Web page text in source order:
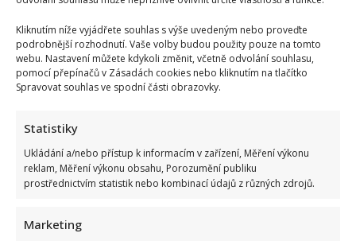
Kliknutím níže vyjádřete souhlas s výše uvedeným nebo proveďte
podrobnější rozhodnutí. Vaše volby budou použity pouze na tomto
webu. Nastavení můžete kdykoli změnit, včetně odvolání souhlasu,
pomocí přepínačů v Zásadách cookies nebo kliknutím na tlačítko
Spravovat souhlas ve spodní části obrazovky.
Statistiky
Ukládání a/nebo přístup k informacím v zařízení, Měření výkonu
reklam, Měření výkonu obsahu, Porozumění publiku
prostřednictvím statistik nebo kombinací údajů z různých zdrojů.
Marketing